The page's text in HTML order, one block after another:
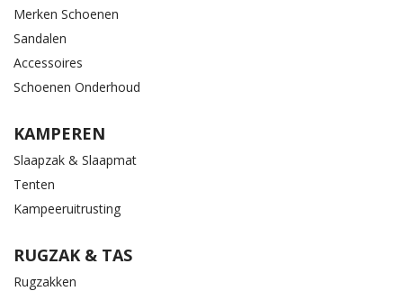
Merken Schoenen
Sandalen
Accessoires
Schoenen Onderhoud
KAMPEREN
Slaapzak & Slaapmat
Tenten
Kampeeruitrusting
RUGZAK & TAS
Rugzakken